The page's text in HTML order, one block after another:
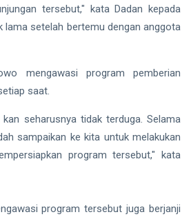
tersebut," kata Dadan kepada
lama setelah bertemu dengan anggota
mengawasi program pemberian
saat.
seharusnya tidak terduga. Selama
sampaikan ke kita untuk melakukan
program tersebut," kata
program tersebut juga berjanji